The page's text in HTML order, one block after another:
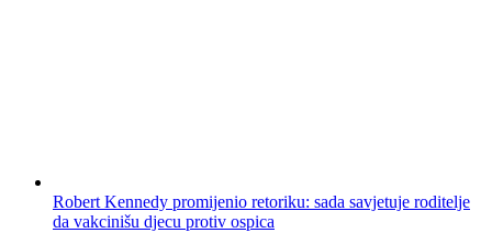
Robert Kennedy promijenio retoriku: sada savjetuje roditelje
da vakcinišu djecu protiv ospica